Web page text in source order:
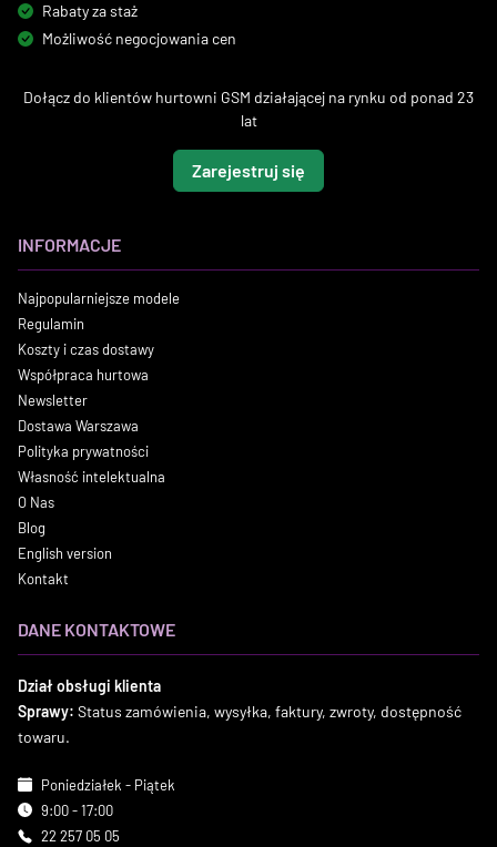
Rabaty za staż
Możliwość negocjowania cen
Dołącz do klientów hurtowni GSM działającej na rynku od ponad 23
lat
Zarejestruj się
INFORMACJE
Najpopularniejsze modele
Regulamin
Koszty i czas dostawy
Współpraca hurtowa
Newsletter
Dostawa Warszawa
Polityka prywatności
Własność intelektualna
O Nas
Blog
English version
Kontakt
DANE KONTAKTOWE
Dział obsługi klienta
Sprawy: Status zamówienia, wysyłka, faktury, zwroty, dostępność
towaru.
Poniedziałek - Piątek
9:00 - 17:00
22 257 05 05